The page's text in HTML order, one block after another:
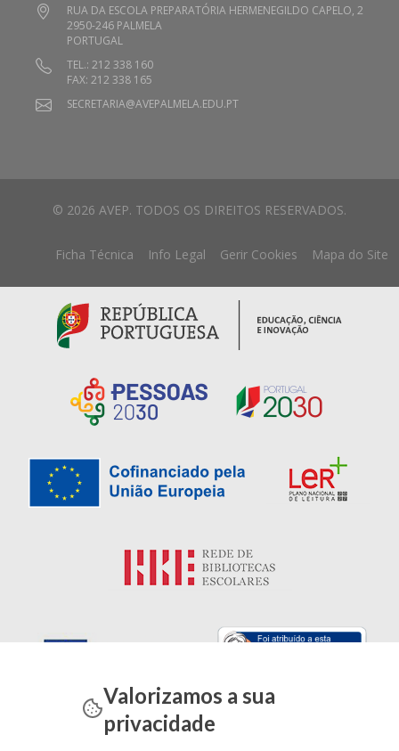
RUA DA ESCOLA PREPARATÓRIA HERMENEGILDO CAPELO, 2
2950-246 PALMELA
PORTUGAL
TEL.: 212 338 160
FAX: 212 338 165
SECRETARIA@AVEPALMELA.EDU.PT
© 2026 AVEP. TODOS OS DIREITOS RESERVADOS.
Ficha Técnica Info Legal Gerir Cookies Mapa do Site
Valorizamos a sua
privacidade